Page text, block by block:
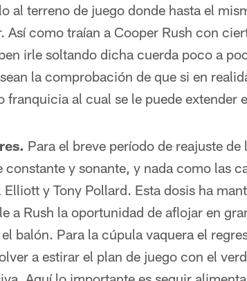
al terreno de juego donde hasta el
Así como traían a Cooper Rush con
irle soltando dicha cuerda poco a
la comprobación de que si en
franquicia al cual se le puede extender
Para el breve período de reajuste de
y sonante, y nada como las
y Tony Pollard. Esta dosis ha
a Rush la oportunidad de aflojar en
balón. Para la cúpula vaquera el
a estirar el plan de juego con el